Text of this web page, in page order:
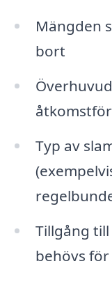
Mängden
bort
Typ av
Tillgång
behövs